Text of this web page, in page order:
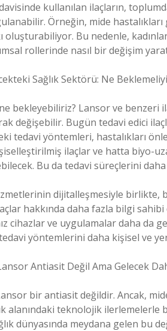
kullanılan ilaçların,
Örneğin, mide
oluşturabiliyor. Bu nedenle,
rollerinde nasıl bir değişim
Sağlık Sektörü: Ne
bekleyebiliriz? Lansor ve benzeri
değişebilir. Bugün tedavi edici
tedavi yöntemleri, hastalıkları
ilaçlar ve hatta biyo-
Bu da tedavi süreçlerini
dijitalleşmesiyle
hakkında daha fazla bilgi sahibi
cihazlar ve uygulamalar daha da
yöntemlerini daha kişisel ve
Antiasit Değil Ama Gelecek
bir antiasit değildir. Ancak,
alanındaki teknolojik
dünyasında meydana gelen bu